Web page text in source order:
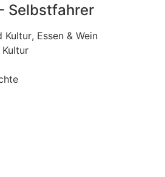
Selbstfahrer
Kultur, Essen & Wein
Kultur